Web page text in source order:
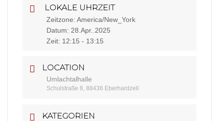
LOKALE UHRZEIT
Zeitzone: America/New_York
Datum: 28.Apr..2025
Zeit: 12:15 - 13:15
LOCATION
Umlachtalhalle
Schulstraße 8, 88436 Eberhardzell
KATEGORIEN